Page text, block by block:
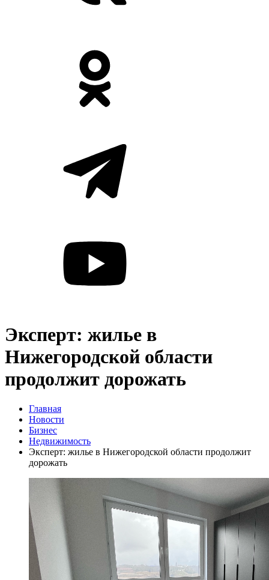
Эксперт: жилье в
Нижегородской области
продолжит дорожать
Главная
Новости
Бизнес
Недвижимость
Эксперт: жилье в Нижегородской области продолжит
дорожать